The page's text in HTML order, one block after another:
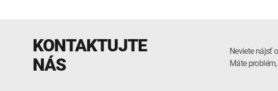
KONTAKTUJTE
NÁS
Neviete nájsť
Máte